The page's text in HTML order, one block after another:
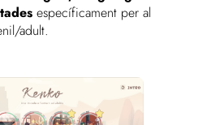
específicament per al
adult.